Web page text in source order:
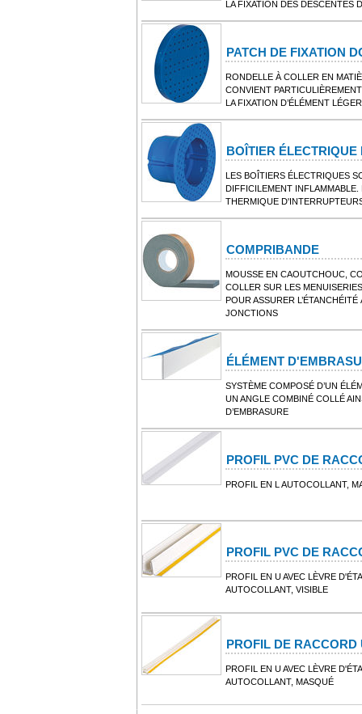
LA FIXATION DES
PATCH DE FIXATION
RONDELLE À COLLER EN
CONVIENT
LA FIXATION D’ÉLÉMENT
BOÎTIER ÉLECTRIQUE
LES BOÎTIERS ÉLECTRIQUES
DIFFICILEMENT
THERMIQUE
COMPRIBANDE
MOUSSE EN CAOUTCHOUC,
COLLER SUR LES
POUR ASSURER
JONCTIONS
ÉLÉMENT
SYSTÈME COMPOSÉ D’UN
UN ANGLE COMBINÉ COLLÉ
D’EMBRASURE
PROFIL PVC DE
PROFIL EN L AUTOCOLLANT,
PROFIL PVC DE
PROFIL EN U AVEC LÈVRE
AUTOCOLLANT, VISIBLE
PROFIL DE
PROFIL EN U AVEC LÈVRE
AUTOCOLLANT, MASQUÉ